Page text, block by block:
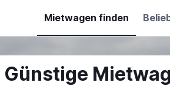
Mietwagen finden
Günstige